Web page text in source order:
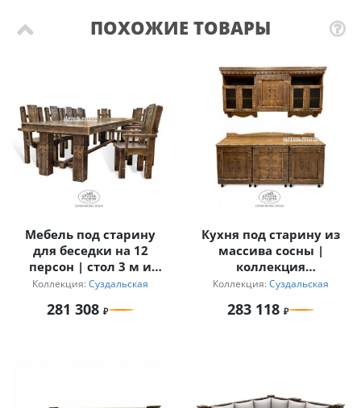
ПОХОЖИЕ ТОВАРЫ
Мебель под старину
для беседки на 12
персон | стол 3 м и
кресла с
«Суздальский»
Коллекция: Суздальская
281 308
Кухня под старину из
массива сосны |
коллекция
«Суздальская»
Коллекция: Суздальская
283 118